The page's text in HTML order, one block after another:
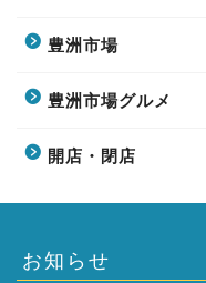
豊洲市場
豊洲市場グルメ
開店・閉店
お知らせ